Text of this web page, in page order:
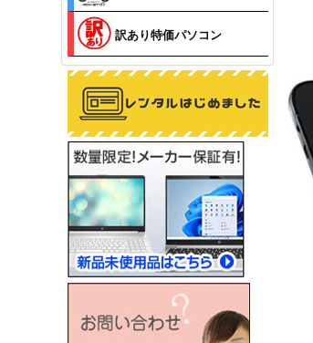
訳あり特価パソコン